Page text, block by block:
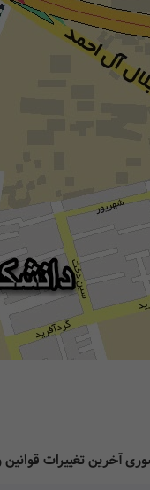
تغییرات قوانین و